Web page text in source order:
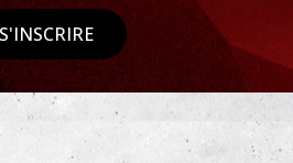
S'INSCRIRE